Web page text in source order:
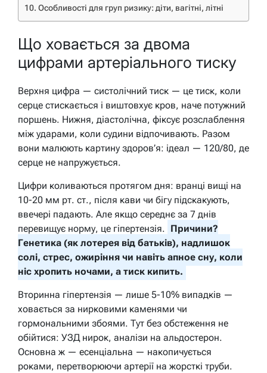
Особливості для груп ризику: діти, вагітні, літні
Що ховається за двома
цифрами артеріального тиску
Верхня цифра — систолічний тиск — це тиск, коли
серце стискається і виштовхує кров, наче потужний
поршень. Нижня, діастолічна, фіксує розслаблення
між ударами, коли судини відпочивають. Разом
вони малюють картину здоров’я: ідеал — 120/80, де
серце не напружується.
Цифри коливаються протягом дня: вранці вищі на
10-20 мм рт. ст., після кави чи бігу підскакують,
ввечері падають. Але якщо середнє за 7 днів
перевищує норму, це гіпертензія. Причини?
Генетика (як лотерея від батьків), надлишок
солі, стрес, ожиріння чи навіть апное сну, коли
ніс хропить ночами, а тиск кипить.
Вторинна гіпертензія — лише 5-10% випадків —
ховається за нирковими каменями чи
гормональними збоями. Тут без обстеження не
обійтися: УЗД нирок, аналізи на альдостерон.
Основна ж — есенціальна — накопичується
роками, перетворюючи артерії на жорсткі труби.